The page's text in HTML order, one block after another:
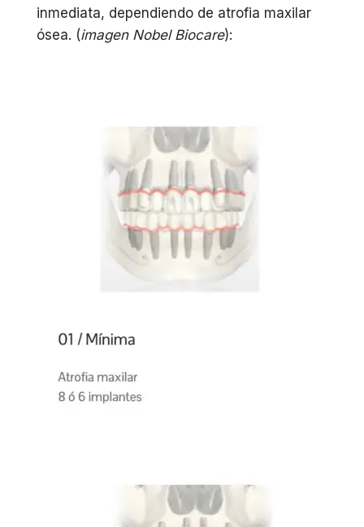
inmediata, dependiendo de atrofia maxilar
ósea. (imagen Nobel Biocare):